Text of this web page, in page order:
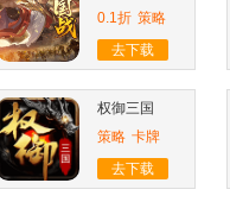
0.1折 策略
去下载
权御三国
策略 卡牌
去下载